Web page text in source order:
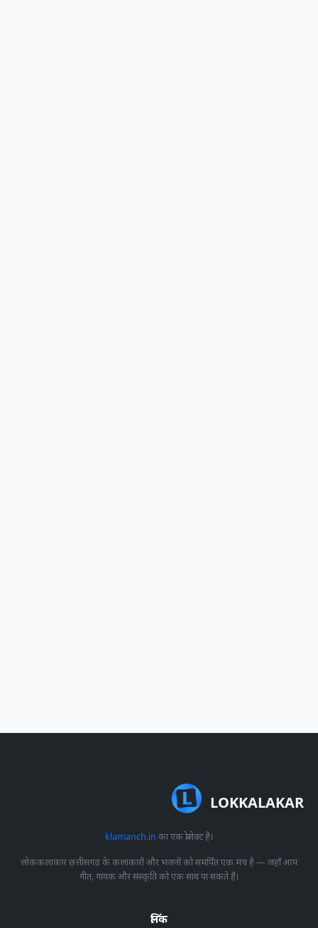
LOKKALAKAR
klamanch.in का एक प्रोजेक्ट है।
लोककलाकार छत्तीसगढ़ के कलाकारों और भजनों को समर्पित एक मंच है — जहाँ आप
गीत, गायक और संस्कृति को एक साथ पा सकते हैं।
लिंक